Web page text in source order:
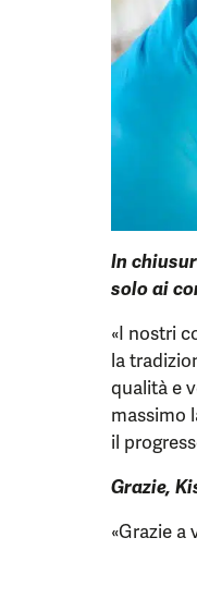
In
solo ai
«I nostri
la
qualità e
massimo
il
Grazie,
«Grazie a